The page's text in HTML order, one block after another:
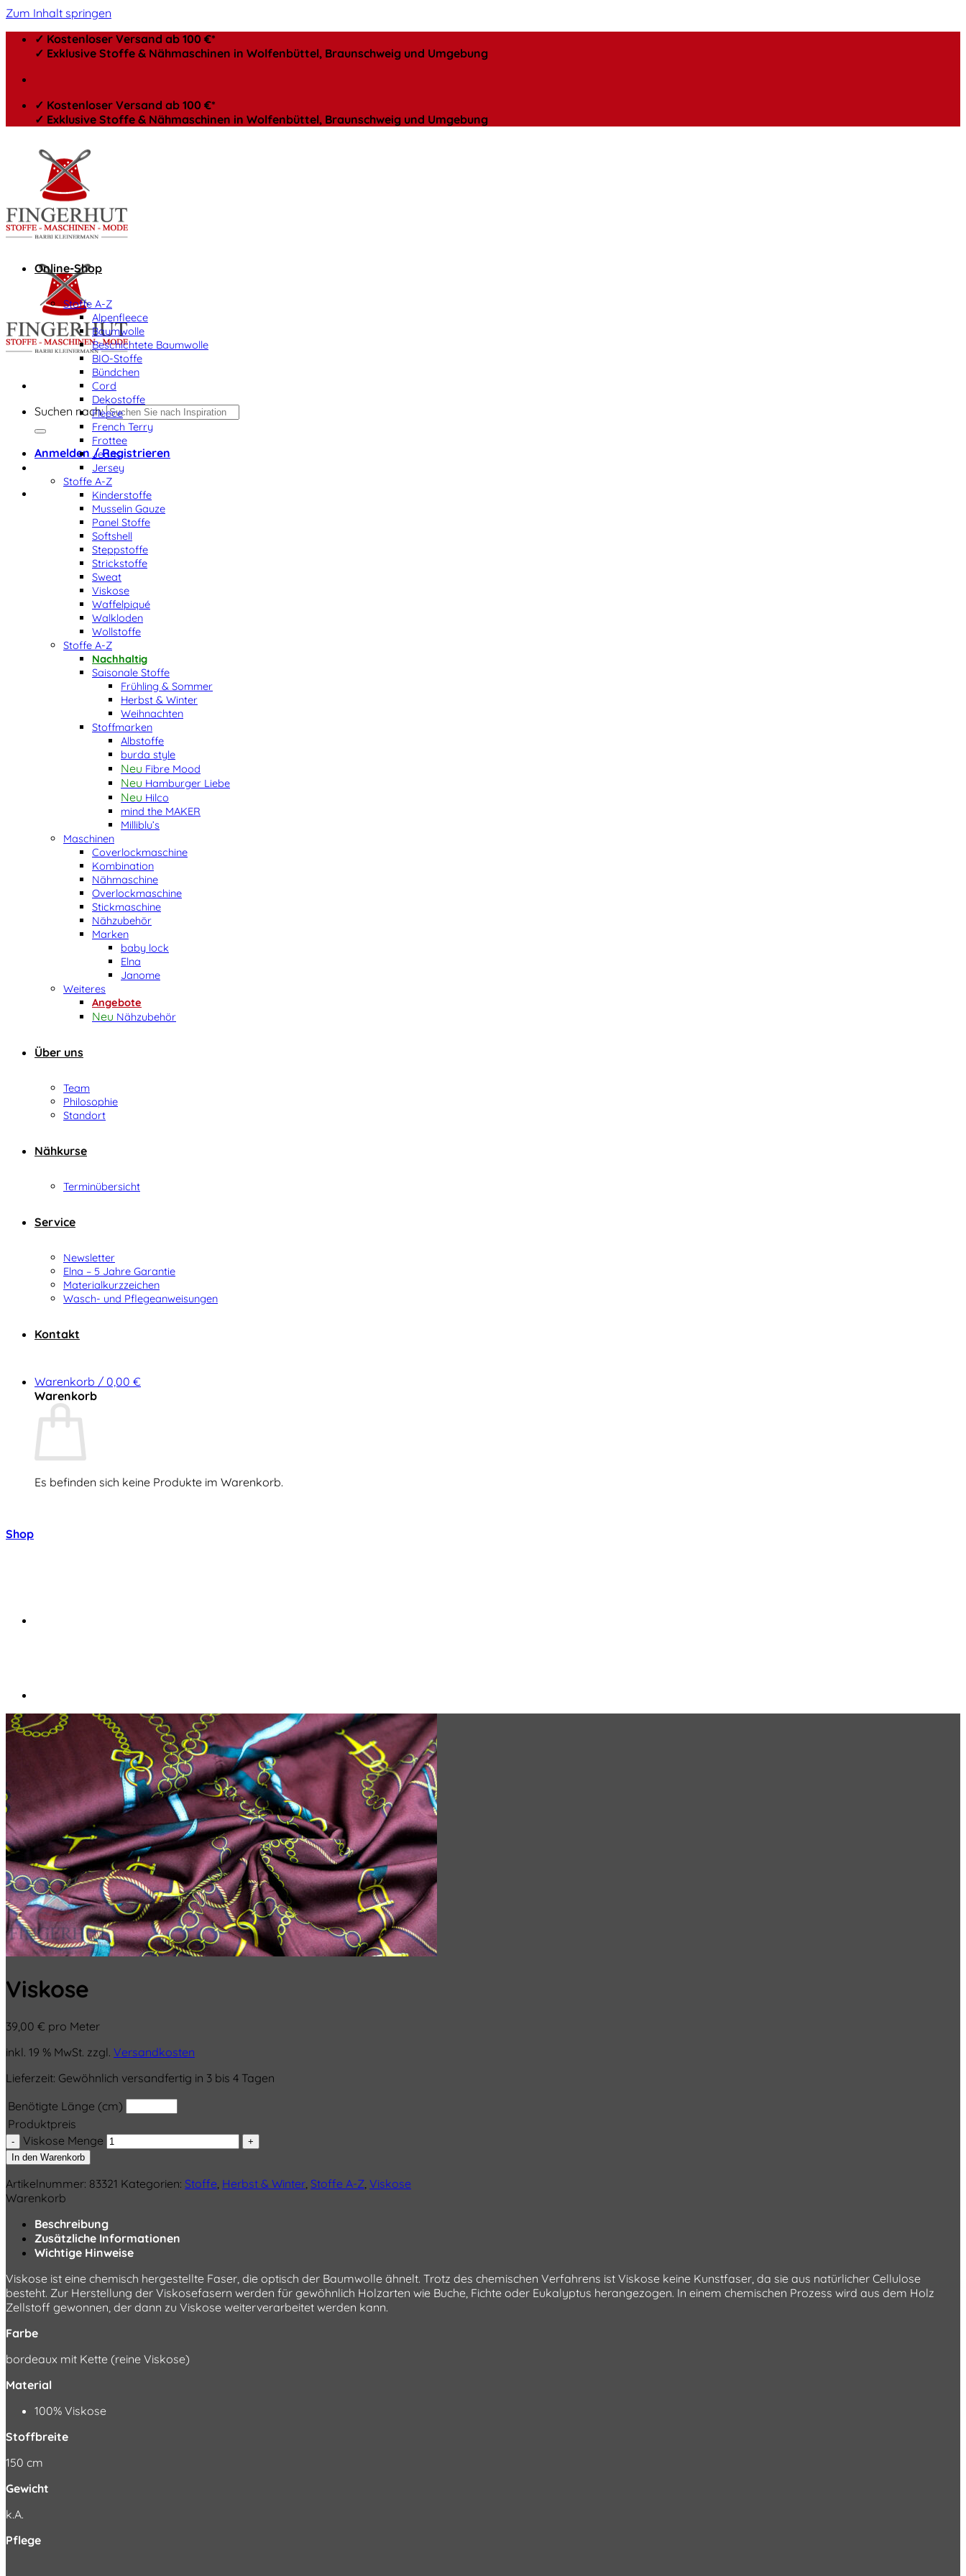
Zum Inhalt springen
✓ Kostenloser Versand ab 100 €*
✓ Exklusive Stoffe & Nähmaschinen in Wolfenbüttel, Braunschweig und Umgebung
✓ Kostenloser Versand ab 100 €*
✓ Exklusive Stoffe & Nähmaschinen in Wolfenbüttel, Braunschweig und Umgebung
Suchen nach:
Anmelden / Registrieren
Online-Shop
Stoffe A-Z
Alpenfleece
Baumwolle
Beschichtete Baumwolle
BIO-Stoffe
Bündchen
Cord
Dekostoffe
Fleece
French Terry
Frottee
Jeans
Jersey
Stoffe A-Z
Kinderstoffe
Musselin Gauze
Panel Stoffe
Softshell
Steppstoffe
Strickstoffe
Sweat
Viskose
Waffelpiqué
Walkloden
Wollstoffe
Stoffe A-Z
Nachhaltig
Saisonale Stoffe
Frühling & Sommer
Herbst & Winter
Weihnachten
Stoffmarken
Albstoffe
burda style
Fibre Mood
Hamburger Liebe
Hilco
mind the MAKER
Milliblu’s
Maschinen
Coverlockmaschine
Kombination
Nähmaschine
Overlockmaschine
Stickmaschine
Nähzubehör
Marken
baby lock
Elna
Janome
Weiteres
Angebote
Nähzubehör
Über uns
Team
Philosophie
Standort
Nähkurse
Terminübersicht
Service
Newsletter
Elna – 5 Jahre Garantie
Materialkurzzeichen
Wasch- und Pflegeanweisungen
Kontakt
Warenkorb / 0,00 €
Warenkorb
Es befinden sich keine Produkte im Warenkorb.
Shop
Viskose
39,00 € pro Meter
inkl. 19 % MwSt. zzgl. Versandkosten
Lieferzeit: Gewöhnlich versandfertig in 3 bis 4 Tagen
Benötigte Länge (cm)
Produktpreis
Viskose Menge
In den Warenkorb
Artikelnummer: 83321 Kategorien: Stoffe Herbst & Winter Stoffe A-Z Viskose
Warenkorb
Beschreibung
Zusätzliche Informationen
Wichtige Hinweise
Viskose ist eine chemisch hergestellte Faser, die optisch der Baumwolle ähnelt. Trotz des chemischen Verfahrens ist Viskose keine Kunstfaser, da sie aus natürlicher Cellulose
besteht. Zur Herstellung der Viskosefasern werden für gewöhnlich Holzarten wie Buche, Fichte oder Eukalyptus herangezogen. In einem chemischen Prozess wird aus dem Holz
Zellstoff gewonnen, der dann zu Viskose weiterverarbeitet werden kann.
Farbe
bordeaux mit Kette (reine Viskose)
Material
100% Viskose
Stoffbreite
150 cm
Gewicht
k.A.
Pflege